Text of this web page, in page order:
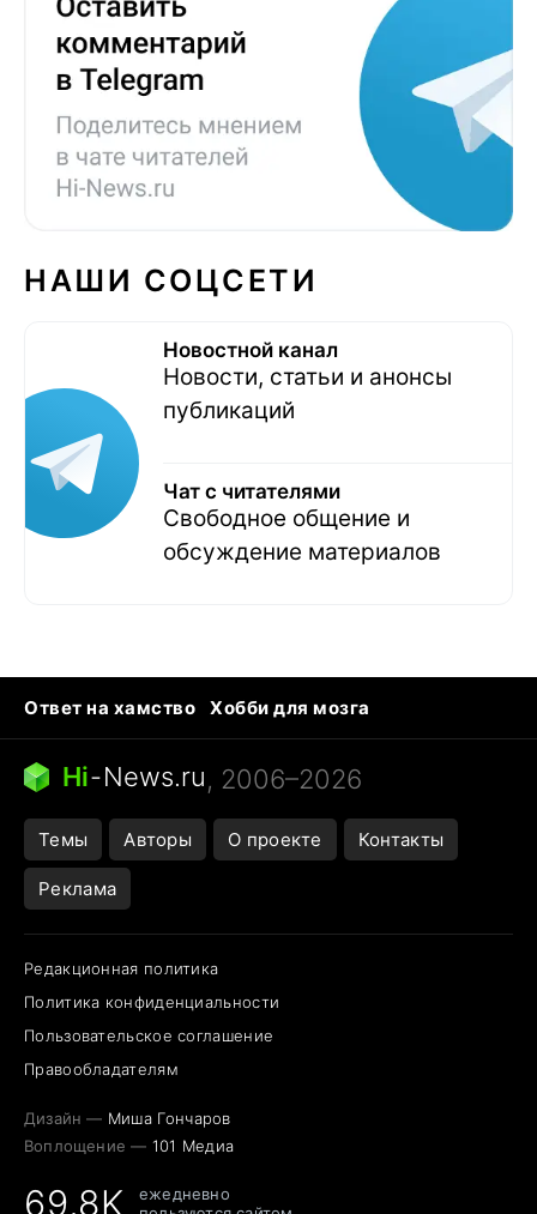
НАШИ СОЦСЕТИ
Новостной канал
Новости, статьи и анонсы
публикаций
Чат с читателями
Свободное общение и
обсуждение материалов
Ответ на хамство
Хобби для мозга
Бензин 100 и 95
Тунцы в океанариуме
Следующая пандемия
Hi-News.ru, 2006–2026
Темы Авторы О проекте Контакты
Реклама
Редакционная политика
Политика конфиденциальности
Пользовательское соглашение
Правообладателям
Дизайн — Миша Гончаров
Воплощение — 101 Медиа
69,8K
ежедневно